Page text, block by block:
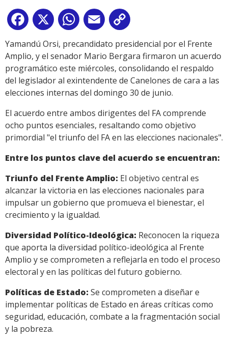
Facebook
X WhatsApp
Email
Link
Yamandú Orsi, precandidato presidencial por el Frente
Amplio, y el senador Mario Bergara firmaron un acuerdo
programático este miércoles, consolidando el respaldo
del legislador al exintendente de Canelones de cara a las
elecciones internas del domingo 30 de junio.
El acuerdo entre ambos dirigentes del FA comprende
ocho puntos esenciales, resaltando como objetivo
primordial "el triunfo del FA en las elecciones nacionales".
Entre los puntos clave del acuerdo se encuentran:
Triunfo del Frente Amplio: El objetivo central es
alcanzar la victoria en las elecciones nacionales para
impulsar un gobierno que promueva el bienestar, el
crecimiento y la igualdad.
Diversidad Político-Ideológica: Reconocen la riqueza
que aporta la diversidad político-ideológica al Frente
Amplio y se comprometen a reflejarla en todo el proceso
electoral y en las políticas del futuro gobierno.
Políticas de Estado: Se comprometen a diseñar e
implementar políticas de Estado en áreas críticas como
seguridad, educación, combate a la fragmentación social
y la pobreza.